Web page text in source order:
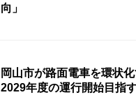
向」
岡山市が路面電車を環状
2029年度の運行開始目指